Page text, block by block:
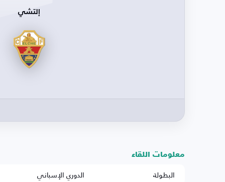
إلتشي
معلومات اللقاء
البطولة
الدوري الإسباني